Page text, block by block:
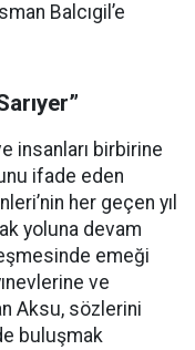
Balcıgil’e
insanları birbirine
ifade eden
her geçen yıl
yoluna devam
emeği
ve
Aksu, sözlerini
buluşmak